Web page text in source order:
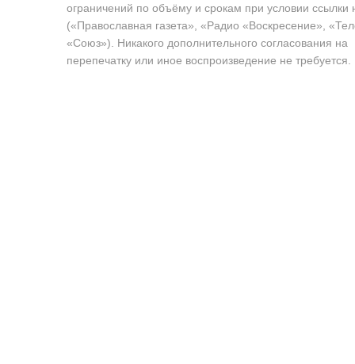
ограничений по объёму и срокам при условии ссылки
(«Православная газета», «Радио «Воскресение»,
«Союз»). Никакого дополнительного согласования на
перепечатку или иное воспроизведение не требуется.